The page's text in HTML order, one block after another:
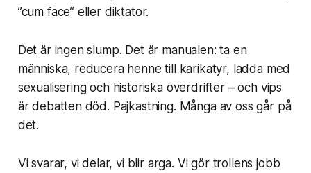
”cum face” eller diktator.
Det är ingen slump. Det är manualen: ta en
människa, reducera henne till karikatyr, ladda med
sexualisering och historiska överdrifter – och vips
är debatten död. Pajkastning. Många av oss går på
det.
Vi svarar, vi delar, vi blir arga. Vi gör trollens jobb